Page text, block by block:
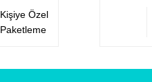
Kişiye Özel
Paketleme